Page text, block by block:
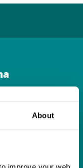
About